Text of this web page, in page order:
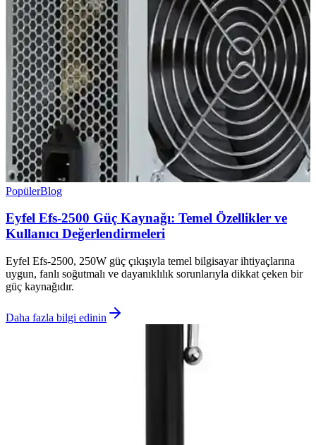
PopülerBlog
Eyfel Efs-2500 Güç Kaynağı: Temel Özellikler ve
Kullanıcı Değerlendirmeleri
Eyfel Efs-2500, 250W güç çıkışıyla temel bilgisayar ihtiyaçlarına
uygun, fanlı soğutmalı ve dayanıklılık sorunlarıyla dikkat çeken bir
güç kaynağıdır.
Daha fazla bilgi edinin